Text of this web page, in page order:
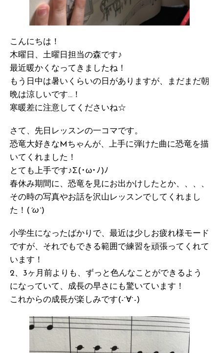
こんにちは！
木曜日、土曜日担当の森です♪
最近暖かくなってきましたね！
もう日中は暑いくらいの日がありますが、まだまだ朝
晩は涼しいです…！
寒暖差に注意してくださいね☆
さて、先日レッスンの一コマです。
恐竜大好きなMちゃんが、上手に弾けた曲に恐竜を描
いてくれました！
とても上手です♪Σ(･ω･ﾉ)ﾉ
春休み期間に、恐竜を見にお出かけしたとか、、、、
その時の写真やお話を沢山レッスンでしてくれまし
た！( ´ω`)
小学生になったばかりで、最近は少しお疲れ様モード
ですが、それでもできる範囲で練習を頑張ってくれて
います！
2、3ヶ月前よりも、ずっと色んなことができるよう
になっていて、成長の早さにも驚いています！
これからの成長が楽しみです(-´∀`-)